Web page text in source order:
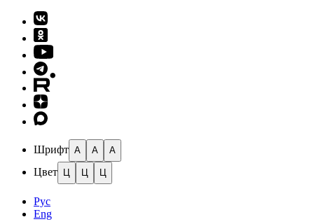
Шрифт A A A
Цвет Ц Ц Ц
Рус
Eng